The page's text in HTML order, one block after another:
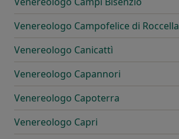
Venereologo Campofelice di Roccella
Venereologo Canicattì
Venereologo Capannori
Venereologo Capoterra
Venereologo Capri